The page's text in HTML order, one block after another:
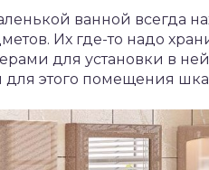
ванной всегда
Их где-то надо
для установки в
для этого помещения